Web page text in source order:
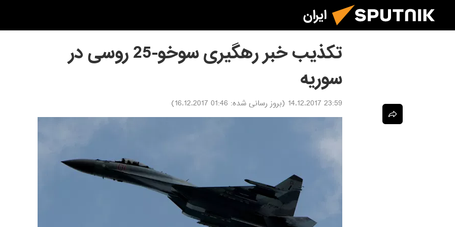
ایران
تکذیب خبر رهگیری سوخو-25 روسی در
سوریه
23:59 14.12.2017 (بروز رسانی شده: 01:46 16.12.2017
)